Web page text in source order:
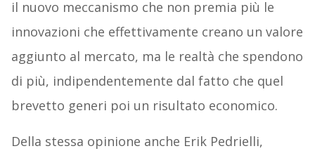
il nuovo meccanismo che non premia più le
innovazioni che effettivamente creano un valore
aggiunto al mercato, ma le realtà che spendono
di più, indipendentemente dal fatto che quel
brevetto generi poi un risultato economico.
Della stessa opinione anche Erik Pedrielli,